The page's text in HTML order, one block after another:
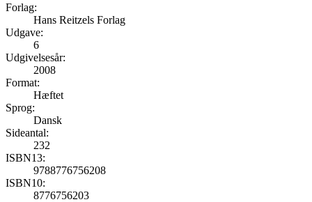
Forlag:
Hans Reitzels Forlag
Udgave:
6
Udgivelsesår:
2008
Format:
Hæftet
Sprog:
Dansk
Sideantal:
232
ISBN13:
9788776756208
ISBN10:
8776756203